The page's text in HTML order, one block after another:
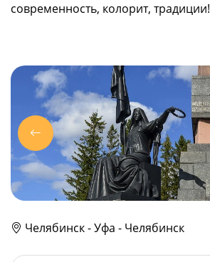
современность, колорит, традиции!
Челябинск - Уфа - Челябинск